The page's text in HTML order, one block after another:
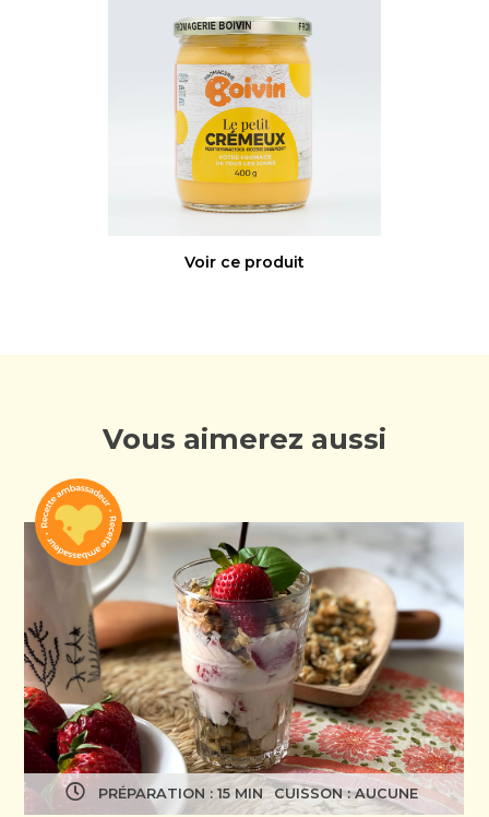
Voir ce produit
Vous aimerez aussi
PRÉPARATION : 15 MIN CUISSON : AUCUNE